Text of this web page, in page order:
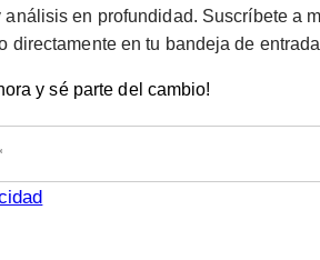
en profundidad. Suscríbete a
directamente en tu bandeja de
y sé parte del cambio!